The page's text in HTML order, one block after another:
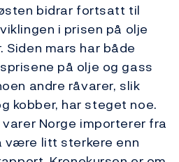
bidrar fortsatt til
i prisen på olje
Siden mars har både
på olje og gass
andre råvarer, slik
kobber, har steget noe.
Norge importerer fra
være litt sterkere enn